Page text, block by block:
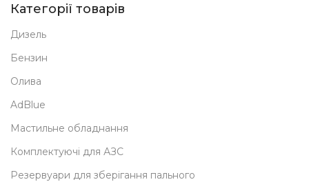
Категорії товарів
Дизель
Бензин
Олива
AdBlue
Мастильне обладнання
Комплектуючі для АЗС
Резервуари для зберігання пального